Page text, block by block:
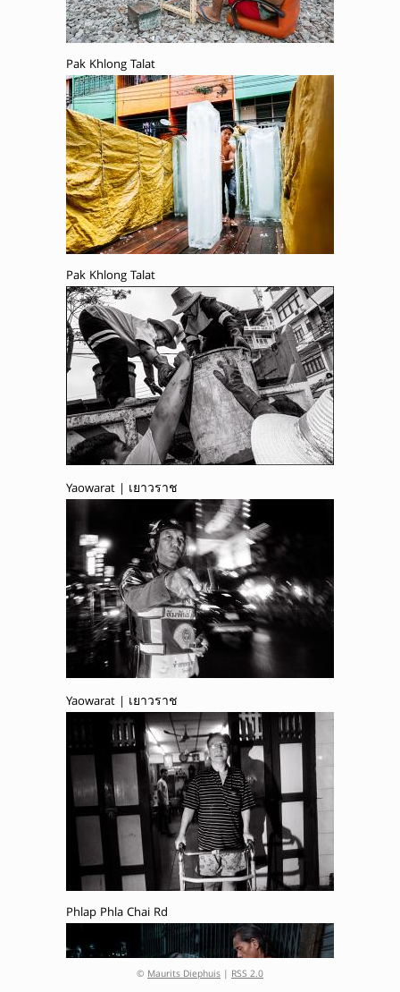
Pak Khlong Talat
Pak Khlong Talat
Yaowarat | เยาวราช
Yaowarat | เยาวราช
Phlap Phla Chai Rd
© Maurits Diephuis | RSS 2.0